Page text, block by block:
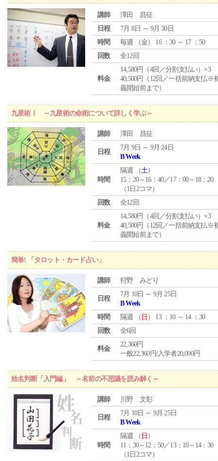
講師
澤田 昌征
日程
7月 8日 ～ 9月 30日
時間
毎週 （金） 16 ：30 ～ 17 ：50
回数
全12回
料金
14,580円（4回／分割支払い）×3
40,500円（12回／一括前納支払※
義開始前まで）
九星術Ⅰ ～九星術の命術について詳しく学ぶ～
講師 澤田 昌征
日程
7月 9日 ～ 9月 24日
B Week
時間
隔週 （土）
15：20～16：40／17：00～18：20
（1日2コマ）
回数
全12回
料金
14,580円（4回／分割支払い）×3
40,500円（12回／一括前納支払※
義開始前まで）
簡単! 「タロット・カード占い」
講師 狩野 みどり
日程
7月 10日 ～ 9月 25日
B Week
時間
隔週 （ 日 ） 13 ：10 ～ 14 ：30
回数
全6回
料金
22,360円
一般22,360円/入学者20,090円
姓名判断「入門編」 ～名前の不思議を読み解く～
講師 川野 文彰
日程
7月 10日 ～ 9月 25日
B Week
時間
隔週 （ 日 ）
11：30～12：50／13：10～14：30
（1日2コマ）